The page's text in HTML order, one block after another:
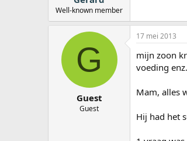
Well-known member
G
Guest
Guest
17 mei 2013
mijn zoon
voeding enz.
Mam, alles
Hij had het